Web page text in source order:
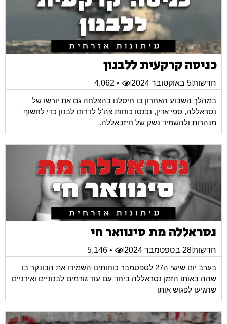
כניסה קרקעית ללבנון
חדשות5 באוקטובר 2024
• 4,062
במהלך השבוע האחרון בו חיסלנו בהצלחה גם את יורשו של
נסראללה, ספי אדין, נכנסו כוחות צה'ל לדרום לבנון כדי לחשוף
מנהרות ולהשמיד נשק של חיזבאללה.
נסראללה מת סינוואר חי
חדשות28 בספטמבר 2024
• 5,146
בערב יום שישי ה27 לספטמבר כוחותינו השמידו את הבונקר בו
שהה באותו הזמן נסראללה ביחד עם עוד גורמים לבנוניים ואירניים
שהגיעו לפגוש אותו